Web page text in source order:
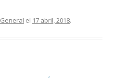
General el 17 abril, 2018.